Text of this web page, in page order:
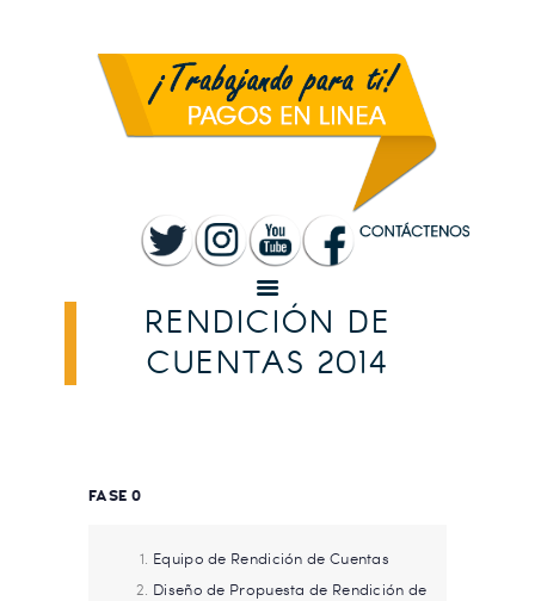
RENDICIÓN DE
CUENTAS 2014
MUNICIPALIDAD
SANTA ROSA
CUENTAS
SERVICIOS
CONVOCATORIAS
FASE 0
Equipo de Rendición de Cuentas
Diseño de Propuesta de Rendición de